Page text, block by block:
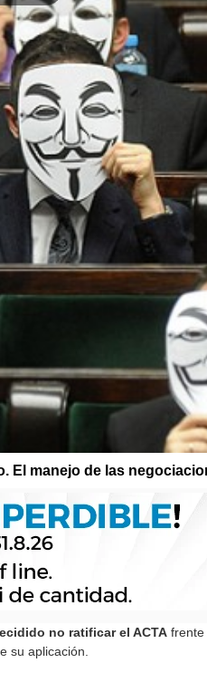
El manejo de las
no ratificar el ACTA frente
su aplicación.